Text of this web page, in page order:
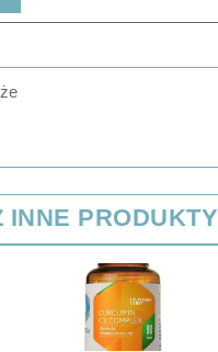
INNE PRODUKTY